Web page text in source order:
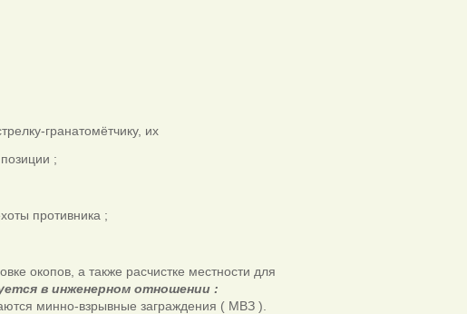
гранатомётчику, их
;
противника ;
окопов, а также расчистке местности для
в инженерном отношении :
минно-взрывные заграждения ( МВЗ ).